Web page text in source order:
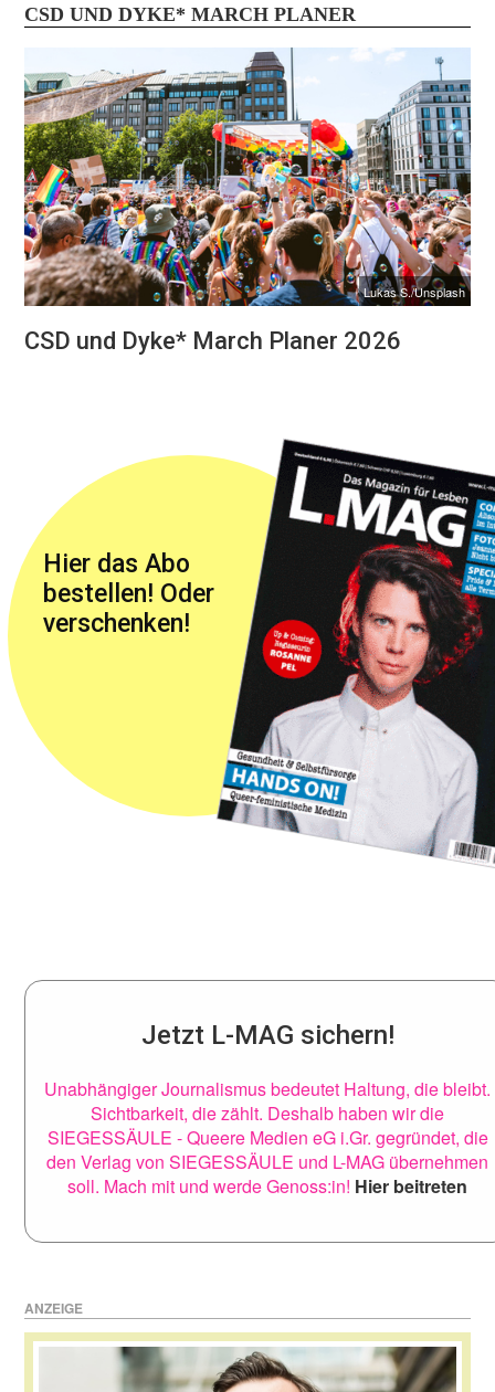
CSD UND DYKE* MARCH PLANER
Lukas S./Unsplash
CSD und Dyke* March Planer 2026
Hier das Abo
bestellen! Oder
verschenken!
Jetzt L-MAG sichern!
Unabhängiger Journalismus bedeutet Haltung, die bleibt.
Sichtbarkeit, die zählt. Deshalb haben wir die
SIEGESSÄULE - Queere Medien eG i.Gr. gegründet, die
den Verlag von SIEGESSÄULE und L-MAG übernehmen
soll. Mach mit und werde Genoss:in! Hier beitreten
ANZEIGE